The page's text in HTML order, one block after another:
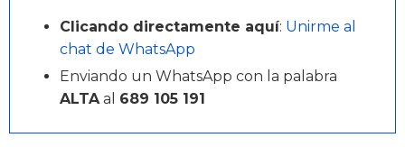
Clicando directamente aquí: Unirme al
chat de WhatsApp
Enviando un WhatsApp con la palabra
ALTAal 689 105 191